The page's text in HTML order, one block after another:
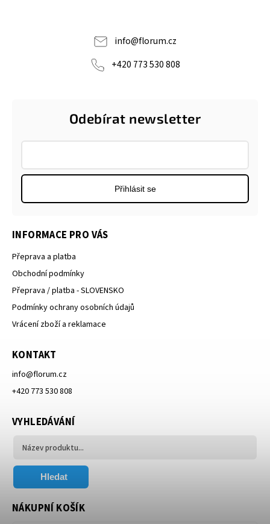
info@florum.cz
+420 773 530 808
Odebírat newsletter
Přihlásit se
INFORMACE PRO VÁS
Přeprava a platba
Obchodní podmínky
Přeprava / platba - SLOVENSKO
Podmínky ochrany osobních údajů
Vrácení zboží a reklamace
KONTAKT
info@florum.cz
+420 773 530 808
VYHLEDÁVÁNÍ
Hledat
NÁKUPNÍ KOŠÍK